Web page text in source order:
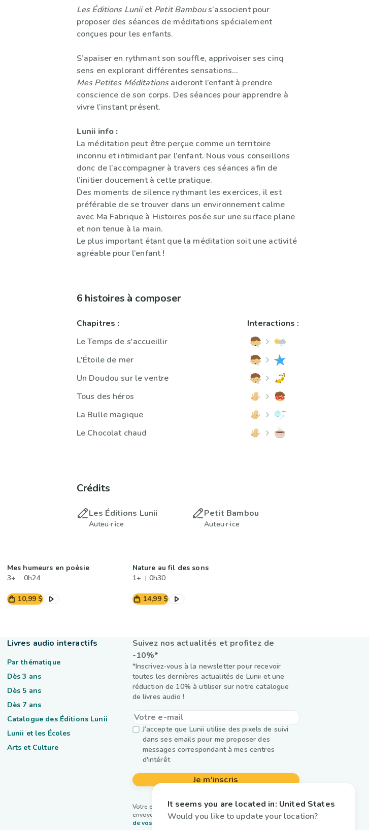
Les Éditions LuniietPetit Bambous’associent pour
proposer des séances de méditations spécialement
conçues pour les enfants.
S’apaiser en rythmant son souffle, apprivoiser ses cinq
sens en explorant différentes sensations…
Mes Petites Méditationsaideront l’enfant à prendre
conscience de son corps. Des séances pour apprendre à
vivre l’instant présent.
Lunii info :
La méditation peut être perçue comme un territoire
inconnu et intimidant par l’enfant. Nous vous conseillons
donc de l’accompagner à travers ces séances afin de
l’initier doucement à cette pratique.
Des moments de silence rythmant les exercices, il est
préférable de se trouver dans un environnement calme
avec Ma Fabrique à Histoires posée sur une surface plane
et non tenue à la main.
Le plus important étant que la méditation soit une activité
agréable pour l’enfant !
6 histoires à composer
Chapitres :
Le Temps de s'accueillir
L'Étoile de mer
Un Doudou sur le ventre
Tous des héros
La Bulle magique
Le Chocolat chaud
Interactions :
Crédits
Les Éditions Lunii
Auteu·r·ice
Petit Bambou
Auteu·r·ice
Mes humeurs en poésie
3+
0h24
10,99 $
Nature au fil des sons
1+
0h30
14,99 $
Suivez nos actualités et profitez de
-10%*
*Inscrivez-vous à la newsletter pour recevoir
toutes les dernières actualités de Lunii et une
réduction de 10% à utiliser sur notre catalogue
de livres audio !
J’accepte que Lunii utilise des pixels de suivi
dans ses emails pour me proposer des
messages correspondant à mes centres
d'intérêt
Je m'inscris
Votre email est utilisé par Lunii uniquement pour vous
envoyer notre newsletter. En savoir plus sur lagestion
de vos données et vos droits.
Livres audio interactifs
Par thématique
Dès 3 ans
Dès 5 ans
Dès 7 ans
Catalogue des Éditions Lunii
Lunii et les Écoles
Arts et Culture
It seems you are located in: United States
Would you like to update your location?